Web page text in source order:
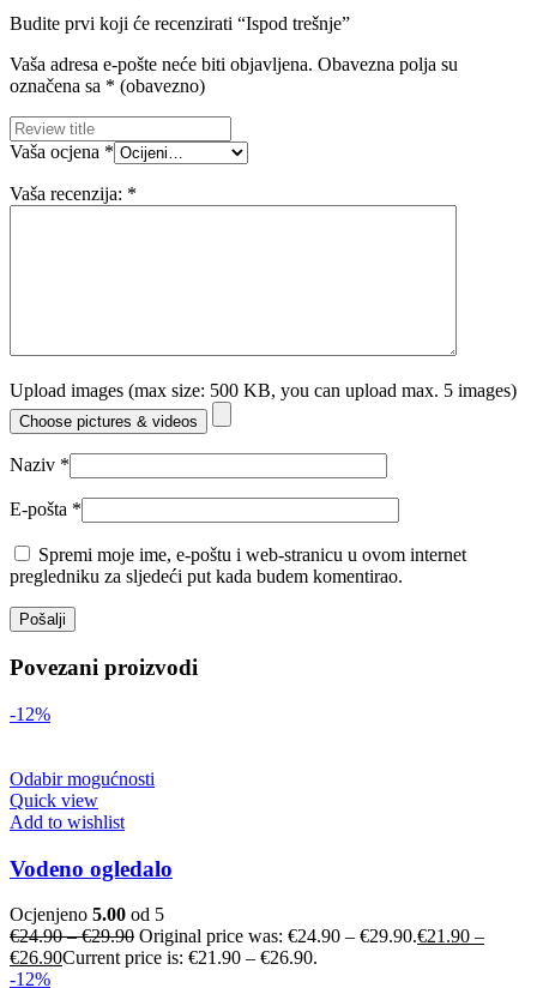
Budite prvi koji će recenzirati “Ispod trešnje”
Vaša adresa e-pošte neće biti objavljena. Obavezna polja su
označena sa * (obavezno)
Vaša ocjena *
Vaša recenzija: *
Upload images (max size: 500 KB, you can upload max. 5 images)
Choose pictures & videos
Naziv *
E-pošta *
Spremi moje ime, e-poštu i web-stranicu u ovom internet
pregledniku za sljedeći put kada budem komentirao.
Povezani proizvodi
-12%
Odabir mogućnosti
Quick view
Add to wishlist
Vodeno ogledalo
Ocjenjeno 5.00 od 5
€24.90–€29.90 Original price was: €24.90 – €29.90.€21.90 –
€26.90Current price is: €21.90 – €26.90.
-12%